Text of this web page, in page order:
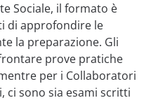
Sociale, il formato è
di approfondire le
la preparazione. Gli
prove pratiche
per i Collaboratori
ci sono sia esami scritti